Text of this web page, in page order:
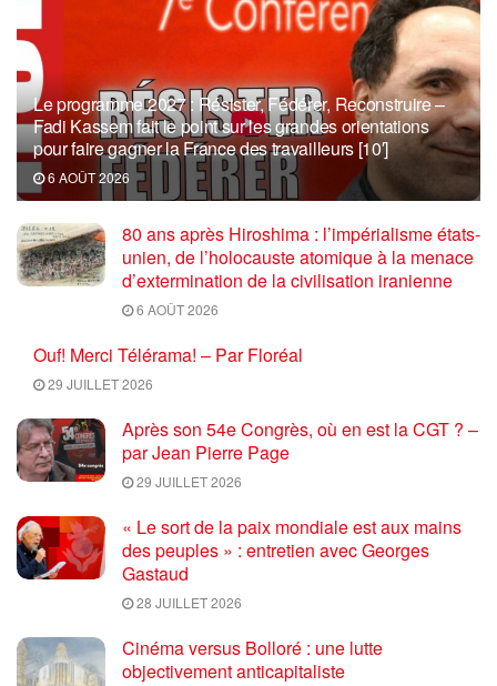
Le programme 2027 : Résister, Fédérer, Reconstruire –
Fadi Kassem fait le point sur les grandes orientations
pour faire gagner la France des travailleurs [10′]
6 AOÛT 2026
80 ans après Hiroshima : l’impérialisme états-
unien, de l’holocauste atomique à la menace
d’extermination de la civilisation iranienne
6 AOÛT 2026
Ouf! Merci Télérama! – Par Floréal
29 JUILLET 2026
Après son 54e Congrès, où en est la CGT ? –
par Jean Pierre Page
29 JUILLET 2026
« Le sort de la paix mondiale est aux mains
des peuples » : entretien avec Georges
Gastaud
28 JUILLET 2026
Cinéma versus Bolloré : une lutte
objectivement anticapitaliste